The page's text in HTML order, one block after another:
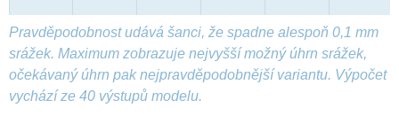
Pravděpodobnost udává šanci, že spadne alespoň 0,1 mm
srážek. Maximum zobrazuje nejvyšší možný úhrn srážek,
očekávaný úhrn pak nejpravděpodobnější variantu. Výpočet
vychází ze 40 výstupů modelu.